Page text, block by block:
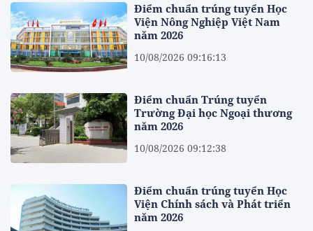
Điểm chuẩn trúng tuyển Học
Viện Nông Nghiệp Việt Nam
năm 2026
10/08/2026 09:16:13
Điểm chuẩn Trúng tuyển
Trường Đại học Ngoại thương
năm 2026
10/08/2026 09:12:38
Điểm chuẩn trúng tuyển Học
Viện Chính sách và Phát triển
năm 2026